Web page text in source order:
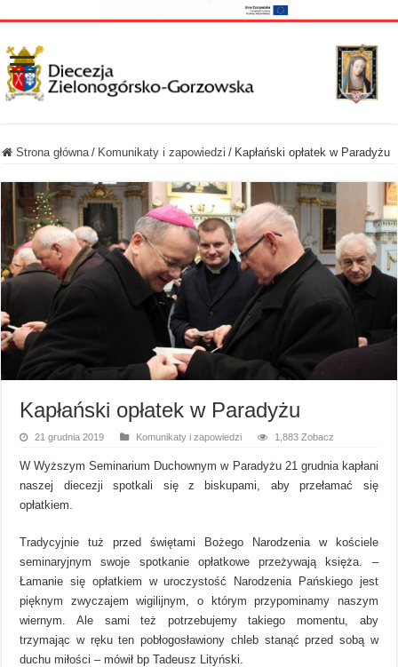
Strona główna / Komunikaty i zapowiedzi / Kapłański opłatek w Paradyżu
Kapłański opłatek w Paradyżu
21 grudnia 2019 Komunikaty i zapowiedzi 1,883 Zobacz
W Wyższym Seminarium Duchownym w Paradyżu 21 grudnia kapłani
naszej diecezji spotkali się z biskupami, aby przełamać się
opłatkiem.
Tradycyjnie tuż przed świętami Bożego Narodzenia w kościele
seminaryjnym swoje spotkanie opłatkowe przeżywają księża. –
Łamanie się opłatkiem w uroczystość Narodzenia Pańskiego jest
pięknym zwyczajem wigilijnym, o którym przypominamy naszym
wiernym. Ale sami też potrzebujemy takiego momentu, aby
trzymając w ręku ten pobłogosławiony chleb stanąć przed sobą w
duchu miłości – mówił bp Tadeusz Lityński.